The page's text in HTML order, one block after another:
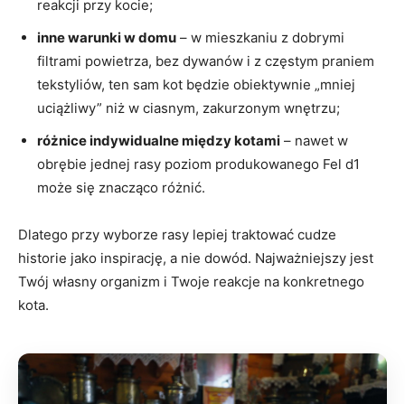
reakcji przy kocie;
inne warunki w domu – w mieszkaniu z dobrymi
filtrami powietrza, bez dywanów i z częstym praniem
tekstyliów, ten sam kot będzie obiektywnie „mniej
uciążliwy” niż w ciasnym, zakurzonym wnętrzu;
różnice indywidualne między kotami – nawet w
obrębie jednej rasy poziom produkowanego Fel d1
może się znacząco różnić.
Dlatego przy wyborze rasy lepiej traktować cudze
historie jako inspirację, a nie dowód. Najważniejszy jest
Twój własny organizm i Twoje reakcje na konkretnego
kota.